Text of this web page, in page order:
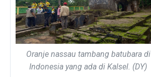
Oranje nassau tambang batubara di
Indonesia yang ada di Kalsel. (DY)